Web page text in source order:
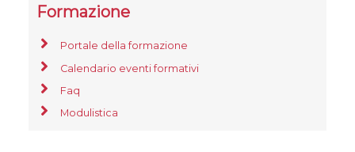
Formazione
Portale della formazione
Calendario eventi formativi
Faq
Modulistica